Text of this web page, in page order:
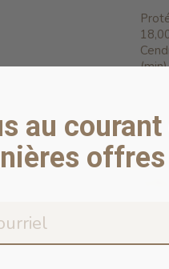
EM
au courant
offres